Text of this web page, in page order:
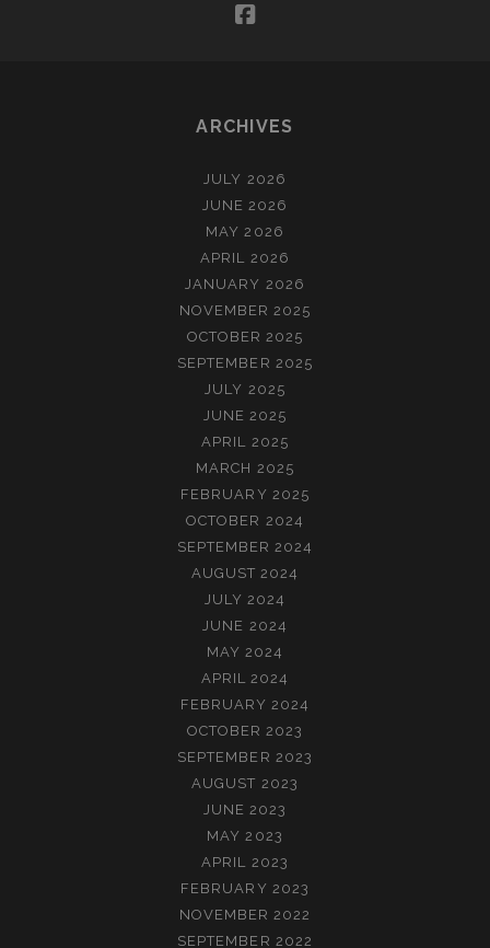
facebook
ARCHIVES
JULY 2026
JUNE 2026
MAY 2026
APRIL 2026
JANUARY 2026
NOVEMBER 2025
OCTOBER 2025
SEPTEMBER 2025
JULY 2025
JUNE 2025
APRIL 2025
MARCH 2025
FEBRUARY 2025
OCTOBER 2024
SEPTEMBER 2024
AUGUST 2024
JULY 2024
JUNE 2024
MAY 2024
APRIL 2024
FEBRUARY 2024
OCTOBER 2023
SEPTEMBER 2023
AUGUST 2023
JUNE 2023
MAY 2023
APRIL 2023
FEBRUARY 2023
NOVEMBER 2022
SEPTEMBER 2022